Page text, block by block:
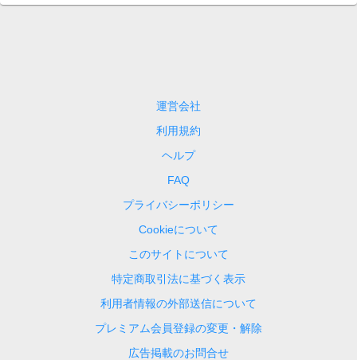
運営会社
利用規約
ヘルプ
FAQ
プライバシーポリシー
Cookieについて
このサイトについて
特定商取引法に基づく表示
利用者情報の外部送信について
プレミアム会員登録の変更・解除
広告掲載のお問合せ